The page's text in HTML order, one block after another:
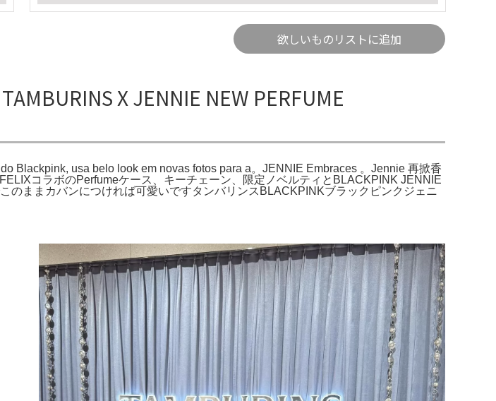
欲しいものリストに追加
X JENNIE NEW PERFUME
Blackpink, usa belo look em novas fotos para a。JENNIE Embraces 。Jennie 再掀香
コラボのPerfumeケース、キーチェーン、限定ノベルティとBLACKPINK JENNIE
ままカバンにつければ可愛いですタンバリンスBLACKPINKブラックピンクジェニ